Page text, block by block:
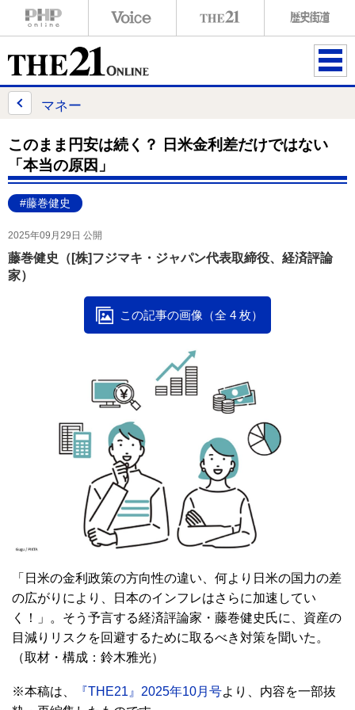
ME
マネー
このまま円安は続く？ 日米金利差だけではない
「本当の原因」
#藤巻健史
2025年09月29日 公開
藤巻健史（[株]フジマキ・ジャパン代表取締役、経済評論
家）
この記事の画像（全 4 枚）
「日米の金利政策の方向性の違い、何より日米の国力の差
の広がりにより、日本のインフレはさらに加速してい
く！」。そう予言する経済評論家・藤巻健史氏に、資産の
目減りリスクを回避するために取るべき対策を聞いた。
（取材・構成：鈴木雅光）
※本稿は、 『THE21』2025年10月号より、内容を一部抜